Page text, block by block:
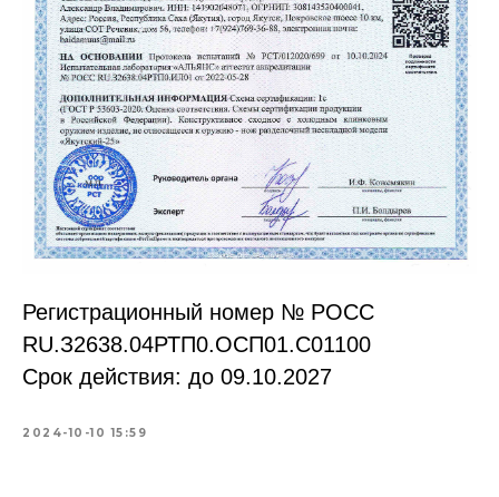
Регистрационный номер № РОСС
RU.З2638.04РТП0.OCП01.С01100
Срок действия: до 09.10.2027
2024-10-10 15:59